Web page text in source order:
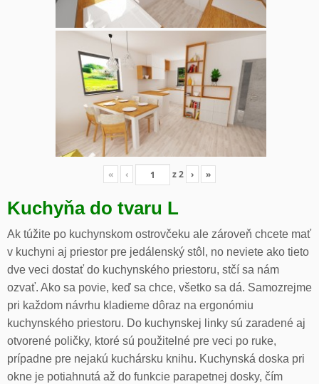
« ‹ z2 › »
Kuchyňa do tvaru L
Ak túžite po kuchynskom ostrovčeku ale zároveň chcete mať
v kuchyni aj priestor pre jedálenský stôl, no neviete ako tieto
dve veci dostať do kuchynského priestoru, stčí sa nám
ozvať. Ako sa povie, keď sa chce, všetko sa dá. Samozrejme
pri každom návrhu kladieme dôraz na ergonómiu
kuchynského priestoru. Do kuchynskej linky sú zaradené aj
otvorené poličky, ktoré sú použitelné pre veci po ruke,
prípadne pre nejakú kuchársku knihu. Kuchynská doska pri
okne je potiahnutá až do funkcie parapetnej dosky, čím